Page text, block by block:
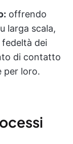
offrendo
larga scala,
dei
di contatto
per loro.